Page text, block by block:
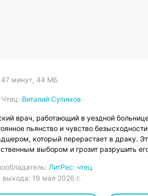
47 минут, 44 МБ
Чтец: Виталий Сулимов
врач, работающий в уездной
пьянство и чувство
который перерастает в драку.
выбором и грозит разрушить
ЛитРес: чтец
выхода: 19 мая 2026 г.